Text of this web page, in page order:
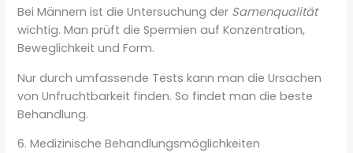
Bei Männern ist die Untersuchung der Samenqualität
wichtig. Man prüft die Spermien auf Konzentration,
Beweglichkeit und Form.
Nur durch umfassende Tests kann man die Ursachen
von Unfruchtbarkeit finden. So findet man die beste
Behandlung.
6. Medizinische Behandlungsmöglichkeiten